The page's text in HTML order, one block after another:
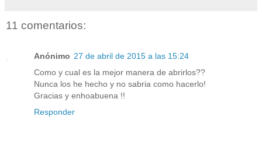
11 comentarios:
Anónimo 27 de abril de 2015 a las 15:24
Como y cual es la mejor manera de abrirlos??
Nunca los he hecho y no sabria como hacerlo!
Gracias y enhoabuena !!
Responder